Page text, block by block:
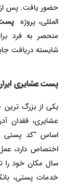
حضور یافت. پس از
المللی، پروژهپست
منحصر به فرد
شایسته دریافت جایزه نوآوری
پست عشایری
یکی از بزرگ ترین
عشایری، فقدان
اساس “کد پستی
اختصاص دارد، عمل
سال مکان خود را
خدمات پستی،